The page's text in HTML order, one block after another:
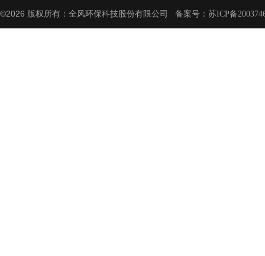
©2026 版权所有：全风环保科技股份有限公司 备案号： 苏ICP备